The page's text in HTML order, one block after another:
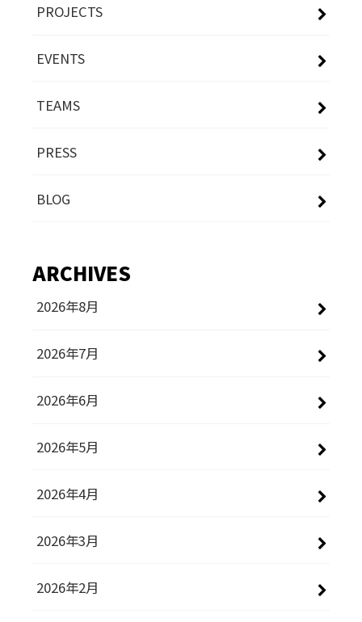
PROJECTS
EVENTS
TEAMS
PRESS
BLOG
ARCHIVES
2026年8月
2026年7月
2026年6月
2026年5月
2026年4月
2026年3月
2026年2月